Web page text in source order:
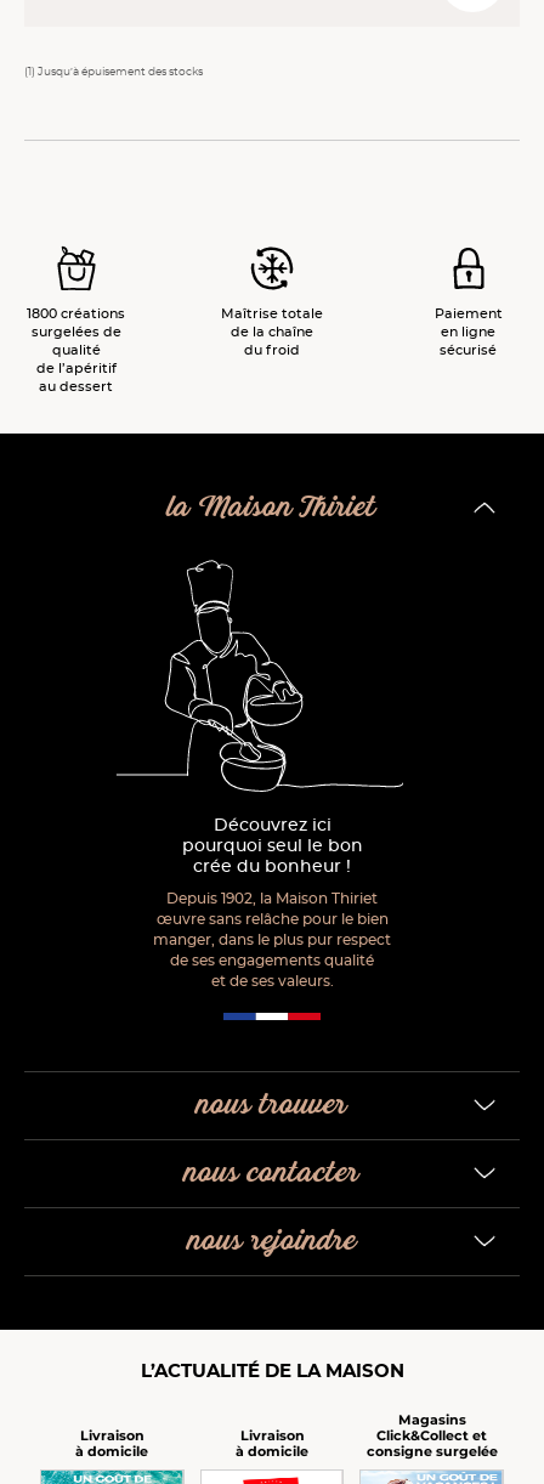
(1) Jusqu’à épuisement des stocks
1800 créations
surgelées de
qualité
de l’apéritif
au dessert
Maîtrise totale
de la chaîne
du froid
Paiement
en ligne
sécurisé
la Maison Thiriet
Découvrez ici
pourquoi seul le bon
crée du bonheur !
Depuis 1902, la Maison Thiriet
œuvre sans relâche pour le bien
manger, dans le plus pur respect
de ses engagements qualité
et de ses valeurs.
nous trouver
nous contacter
nous rejoindre
L’ACTUALITÉ DE LA MAISON
Livraison
à domicile
Livraison
à domicile
Magasins
Click&Collect et
consigne surgelée